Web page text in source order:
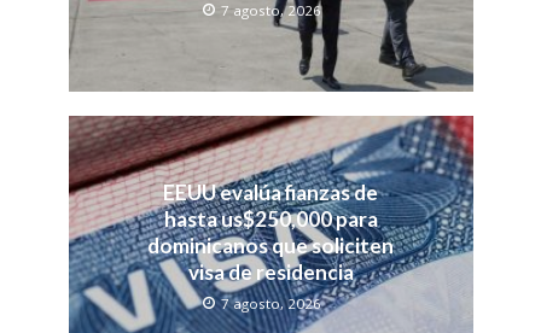
7 agosto, 2026
EEUU evalúa fianzas de
hasta us$250,000 para
dominicanos que soliciten
visa de residencia
7 agosto, 2026